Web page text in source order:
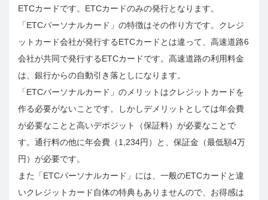
ETCカードです。ETCカードのみの発行となります。
「ETCパーソナルカード」の特徴はその作り方です。クレジ
ットカード会社が発行するETCカードとは違って、高速道路6
会社が共同で発行するETCカードです。高速道路の利用料金
は、銀行からの自動引き落としになります。
「ETCパーソナルカード」のメリットはクレジットカードを
作る必要がないことです。しかしデメリットとしては年会費
が必要なことと高いデポジット（保証料）が必要なことで
す。通行料の他に年会費（1,234円）と、保証金（最低額4万
円）が必要です。
また「ETCパーソナルカード」には、一般のETCカードと違
いクレジットカード自体の特典もありませんので、お得感は